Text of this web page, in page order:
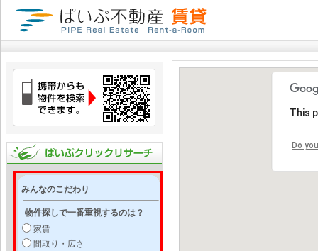
みんなのこだわり
物件探しで一番重視するのは？
家賃
間取り・広さ
This
Do